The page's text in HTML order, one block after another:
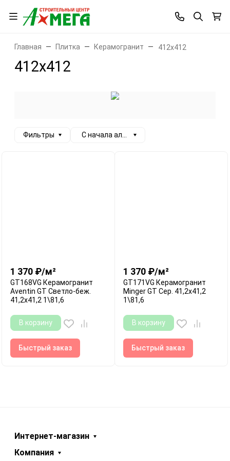
Главная Плитка Керамогранит 412x412
412x412
Фильтры С начала алфавита
1 370 ₽/м²
GT168VG Керамогранит
Aventin GT Светло-беж.
41,2x41,2 1\81,6
В корзину
Быстрый заказ
1 370 ₽/м²
GT171VG Керамогранит
Minger GT Сер. 41,2x41,2
1\81,6
В корзину
Быстрый заказ
Интернет-магазин
Компания